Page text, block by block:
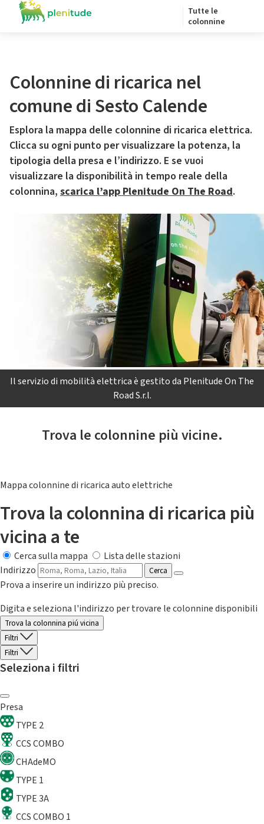
Tutte le
colonnine
Colonnine di ricarica nel
comune di Sesto Calende
Esplora la mappa delle colonnine di ricarica elettrica.
Clicca su ogni punto per visualizzare la potenza, la
tipologia della presa e l’indirizzo. E se vuoi
visualizzare la disponibilità in tempo reale della
colonnina, scarica l’app Plenitude On The Road.
Il servizio di mobilità elettrica è gestito da Plenitude On The
Road S.r.l.
Trova le colonnine più vicine.
Mappa colonnine di ricarica auto elettriche
Trova la colonnina di ricarica più
vicina a te
Cerca sulla mappa
Lista delle stazioni
Indirizzo
Cerca
Prova a inserire un indirizzo più preciso.
Digita e seleziona l'indirizzo per trovare le colonnine disponibili
Trova la colonnina piú vicina
Filtri
Filtri
Seleziona i filtri
Presa
TYPE 2
CCS COMBO
CHAdeMO
TYPE 1
TYPE 3A
CCS COMBO 1